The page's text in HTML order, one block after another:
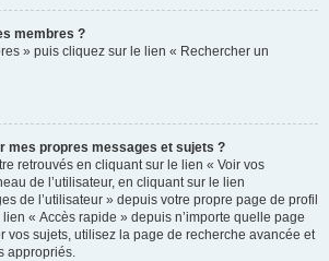
membres ?
» puis cliquez sur le lien « Rechercher un
mes propres messages et sujets ?
retrouvés en cliquant sur le lien « Voir vos
de l’utilisateur, en cliquant sur le lien
de l’utilisateur » depuis votre propre page de profil
« Accès rapide » depuis n’importe quelle page
vos sujets, utilisez la page de recherche avancée et
appropriés.